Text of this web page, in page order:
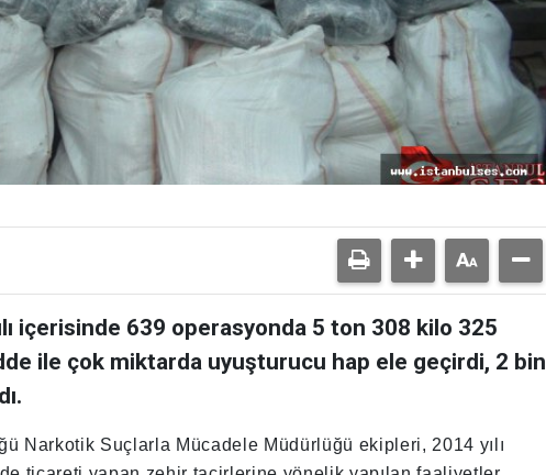
içerisinde 639 operasyonda 5 ton 308 kilo 325
ile çok miktarda uyuşturucu hap ele geçirdi, 2 bin
Narkotik Suçlarla Mücadele Müdürlüğü ekipleri, 2014 yılı